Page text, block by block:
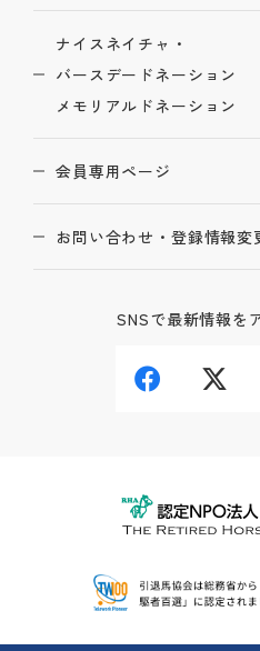
ナイスネイチャ・
バースデードネーション
メモリアルドネーション
会員専用ページ
お問い合わせ・登録情報変
SNSで最新情報を